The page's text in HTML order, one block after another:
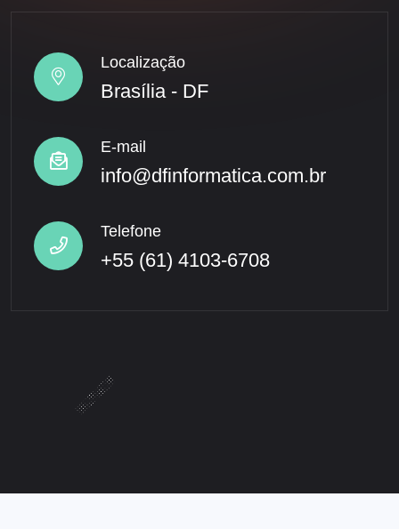
Localização
Brasília - DF
E-mail
info@dfinformatica.com.br
Telefone
+55 (61) 4103-6708